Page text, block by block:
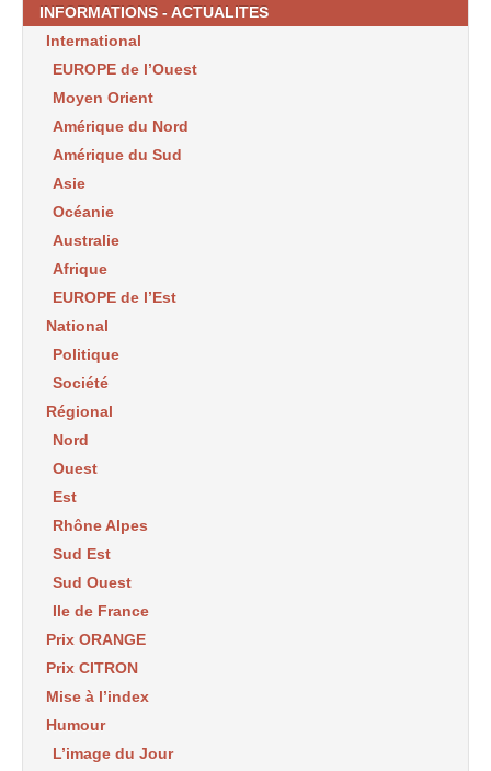
INFORMATIONS - ACTUALITES
International
EUROPE de l’Ouest
Moyen Orient
Amérique du Nord
Amérique du Sud
Asie
Océanie
Australie
Afrique
EUROPE de l’Est
National
Politique
Société
Régional
Nord
Ouest
Est
Rhône Alpes
Sud Est
Sud Ouest
Ile de France
Prix ORANGE
Prix CITRON
Mise à l’index
Humour
L’image du Jour